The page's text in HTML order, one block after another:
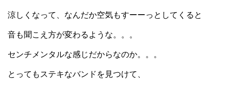
涼しくなって、なんだか空気もすーーっとしてくると
音も聞こえ方が変わるような。。。
センチメンタルな感じだからなのか。。。
とってもステキなバンドを見つけて、